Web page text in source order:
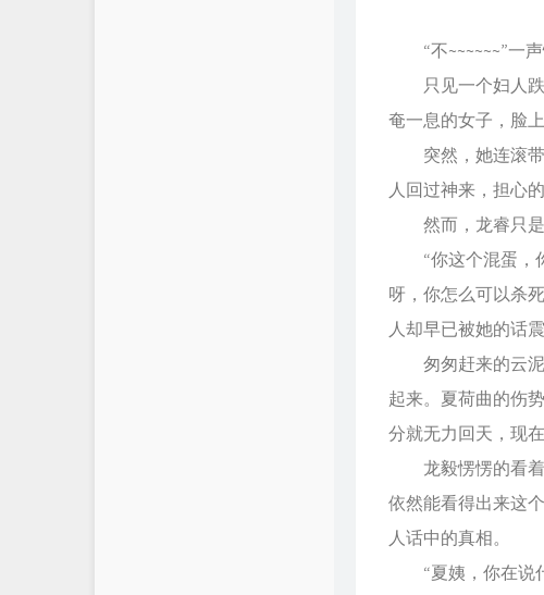
“不~~~~~~”一声
只见一个妇人跌
奄一息的女子，脸
突然，她连滚带
人回过神来，担心
然而，龙睿只是
“你这个混蛋，你
呀，你怎么可以杀
人却早已被她的话
匆匆赶来的云泥
起来。夏荷曲的伤
分就无力回天，现
龙毅愣愣的看着
依然能看得出来这
人话中的真相。
“夏姨，你在说什